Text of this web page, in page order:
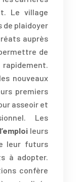
Le village
de plaidoyer
auprès
de
nouveaux
premiers
asseoir et
Les
leurs
leur futurs
à adopter.
confère